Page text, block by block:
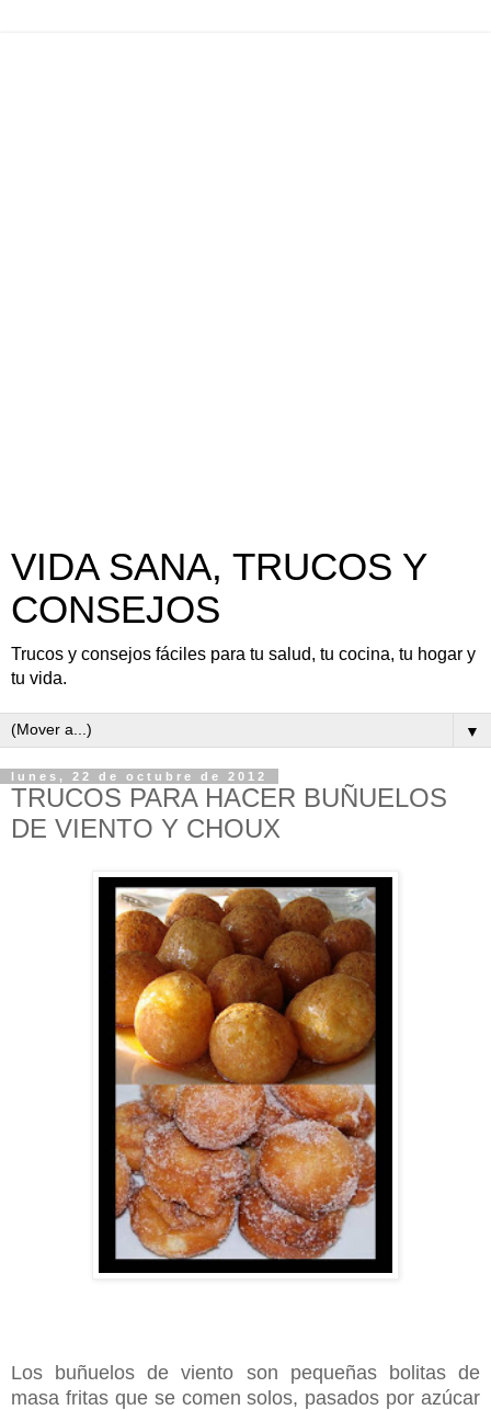
VIDA SANA, TRUCOS Y
CONSEJOS
Trucos y consejos fáciles para tu salud, tu cocina, tu hogar y
tu vida.
▼
lunes, 22 de octubre de 2012
TRUCOS PARA HACER BUÑUELOS
DE VIENTO Y CHOUX
Los buñuelos de viento son pequeñas bolitas de
masa fritas que se comen solos, pasados por azúcar